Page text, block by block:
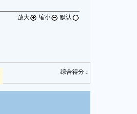
放大 缩小
默认
综合得分：